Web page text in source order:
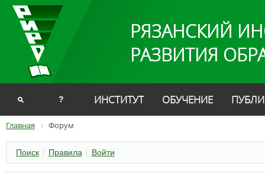
РЯЗАНСКИЙ
РАЗВИТИЯ
? ИНСТИТУТ ОБУЧЕНИЕ
Главная Форум
Поиск Правила Войти